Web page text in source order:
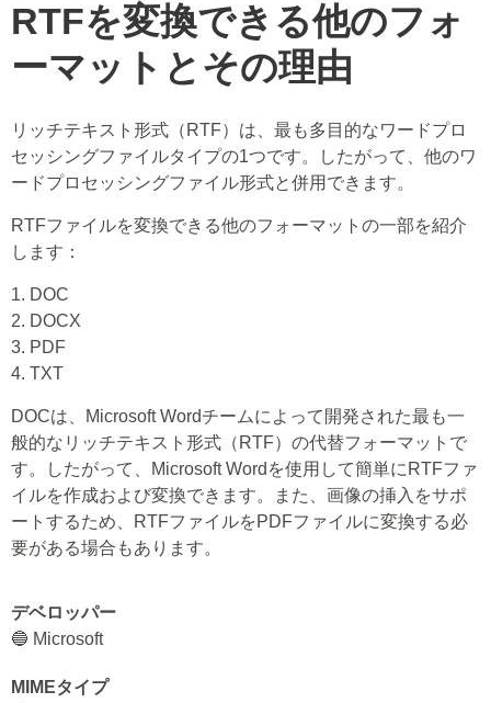
RTFを変換できる他のフォ
ーマットとその理由
リッチテキスト形式（RTF）は、最も多目的なワードプロ
セッシングファイルタイプの1つです。したがって、他のワ
ードプロセッシングファイル形式と併用できます。
RTFファイルを変換できる他のフォーマットの一部を紹介
します：
1. DOC
2. DOCX
3. PDF
4. TXT
DOCは、Microsoft Wordチームによって開発された最も一
般的なリッチテキスト形式（RTF）の代替フォーマットで
す。したがって、Microsoft Wordを使用して簡単にRTFファ
イルを作成および変換できます。また、画像の挿入をサポ
ートするため、RTFファイルをPDFファイルに変換する必
要がある場合もあります。
デベロッパー
🔵 Microsoft
MIMEタイプ